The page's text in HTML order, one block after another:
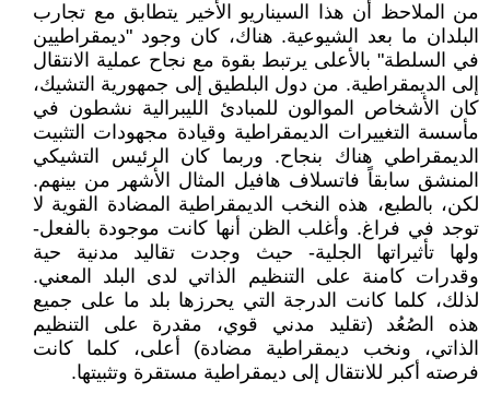
من الملاحظ أن هذا السيناريو الأخير يتطابق مع تجارب
البلدان ما بعد الشيوعية. هناك، كان وجود "ديمقراطيين
في السلطة" بالأعلى يرتبط بقوة مع نجاح عملية الانتقال
إلى الديمقراطية. من دول البلطيق إلى جمهورية التشيك،
كان الأشخاص الموالون للمبادئ الليبرالية نشطون في
مأسسة التغييرات الديمقراطية وقيادة مجهودات التثبيت
الديمقراطي هناك بنجاح. وربما كان الرئيس التشيكي
المنشق سابقاً فاتسلاف هافيل المثال الأشهر من بينهم.
لكن، بالطبع، هذه النخب الديمقراطية المضادة القوية لا
توجد في فراغ. وأغلب الظن أنها كانت موجودة بالفعل-
ولها تأثيراتها الجلية- حيث وجدت تقاليد مدنية حية
وقدرات كامنة على التنظيم الذاتي لدى البلد المعني.
لذلك، كلما كانت الدرجة التي يحرزها بلد ما على جميع
هذه الصُعُد (تقليد مدني قوي، مقدرة على التنظيم
الذاتي، ونخب ديمقراطية مضادة) أعلى، كلما كانت
فرصته أكبر للانتقال إلى ديمقراطية مستقرة وتثبيتها.